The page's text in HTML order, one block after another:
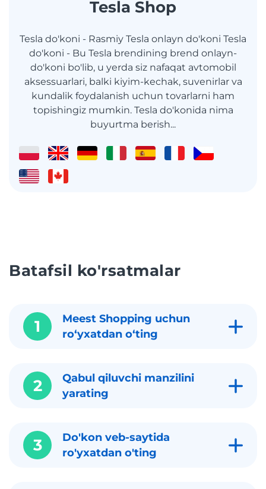
Tesla Shop
Tesla do'koni - Rasmiy Tesla onlayn do'koni Tesla
do'koni - Bu Tesla brendining brend onlayn-
do'koni bo'lib, u yerda siz nafaqat avtomobil
aksessuarlari, balki kiyim-kechak, suvenirlar va
kundalik foydalanish uchun tovarlarni ham
topishingiz mumkin. Tesla do'konida nima
buyurtma berish...
Batafsil ko'rsatmalar
1
Meest Shopping uchun
roʻyxatdan oʻting
2
Qabul qiluvchi manzilini
yarating
3
Do'kon veb-saytida
ro'yxatdan o'ting